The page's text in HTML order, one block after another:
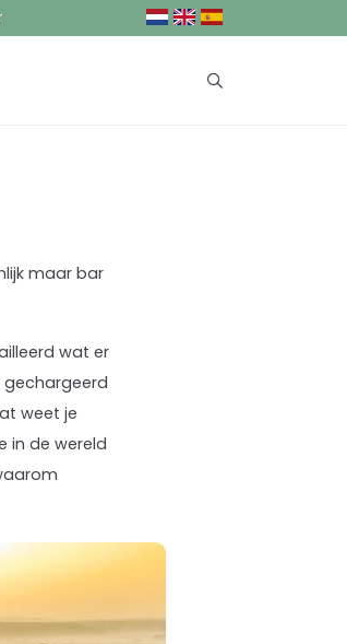
maar bar
wat er
gechargeerd
weet je
in de wereld